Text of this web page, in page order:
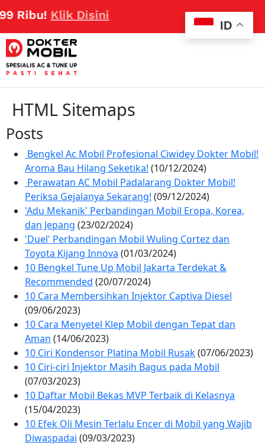
Klik Disini
HTML Sitemaps
Posts
Bengkel Ac Mobil Profesional Ciwidey Dokter Mobil!
Aroma Bau Hilang Seketika! (10/12/2024)
Perawatan AC Mobil Padalarang Dokter Mobil!
Periksa Gejalanya Sekarang! (09/12/2024)
'Adu Mekanik' Perbandingan Mobil Eropa, Korea,
dan Jepang (23/02/2024)
'Duel' Perbandingan Mobil Wuling Cortez dan
Toyota Kijang Innova (01/03/2024)
10 Bengkel Tune Up Mobil Jakarta Terdekat &
Recommended (20/07/2024)
10 Cara Membersihkan Injektor Captiva Diesel
(09/06/2023)
10 Cara Menyetel Klep Mobil dengan Tepat dan
Aman (14/06/2023)
10 Ciri Kondensor Platina Mobil Rusak(07/06/2023)
10 Ciri-ciri Injektor Masih Bagus pada Mobil
(07/03/2023)
10 Daftar Mobil Bekas MVP Terbaik di Kelasnya
(15/04/2023)
10 Efek Oli Mesin Terlalu Encer di Mobil yang Wajib
Diwaspadai (09/03/2023)
ID